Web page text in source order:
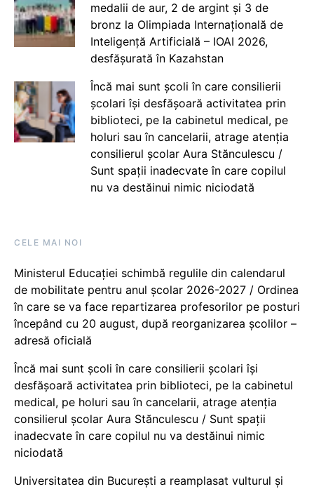
medalii de aur, 2 de argint și 3 de
bronz la Olimpiada Internațională de
Inteligență Artificială – IOAI 2026,
desfășurată în Kazahstan
Încă mai sunt școli în care consilierii
școlari își desfășoară activitatea prin
biblioteci, pe la cabinetul medical, pe
holuri sau în cancelarii, atrage atenția
consilierul școlar Aura Stănculescu /
Sunt spații inadecvate în care copilul
nu va destăinui nimic niciodată
CELE MAI NOI
Ministerul Educației schimbă regulile din calendarul
de mobilitate pentru anul școlar 2026-2027 / Ordinea
în care se va face repartizarea profesorilor pe posturi
începând cu 20 august, după reorganizarea școlilor –
adresă oficială
Încă mai sunt școli în care consilierii școlari își
desfășoară activitatea prin biblioteci, pe la cabinetul
medical, pe holuri sau în cancelarii, atrage atenția
consilierul școlar Aura Stănculescu / Sunt spații
inadecvate în care copilul nu va destăinui nimic
niciodată
Universitatea din București a reamplasat vulturul și